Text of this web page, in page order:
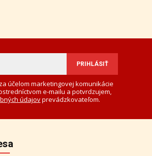
účelom marketingovej komunikácie
e-mailu a potvrdzujem,
údajovprevádzkovateľom.